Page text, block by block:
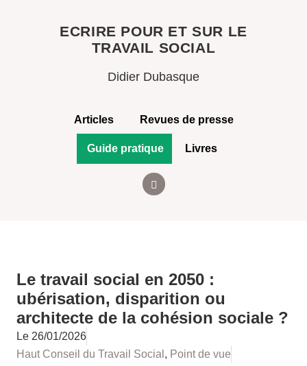
ECRIRE POUR ET SUR LE
TRAVAIL SOCIAL
Didier Dubasque
Articles Revues de presse
Guide pratique Livres
Le travail social en 2050 :
ubérisation, disparition ou
architecte de la cohésion sociale ?
Le 26/01/2026
Haut Conseil du Travail Social , Point de vue